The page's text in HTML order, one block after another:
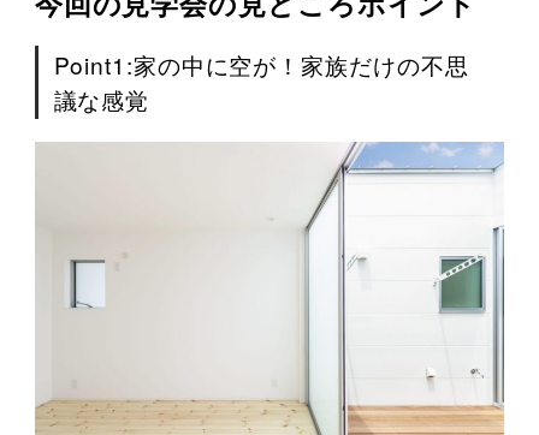
Point1:家の中に空が！家族だけの不思
議な感覚